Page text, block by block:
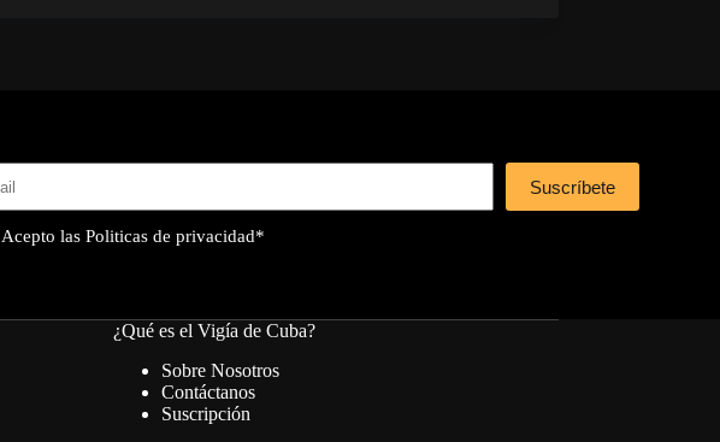
Suscríbete
Acepto lasPoliticas de privacidad*
¿Qué es el Vigía de Cuba?
Sobre Nosotros
Contáctanos
Suscripción